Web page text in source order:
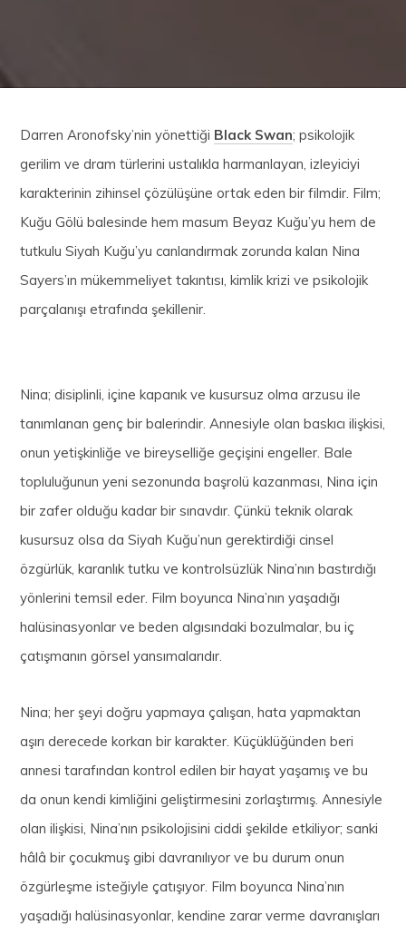
Darren Aronofsky’nin yönettiği Black Swan; psikolojik
gerilim ve dram türlerini ustalıkla harmanlayan, izleyiciyi
karakterinin zihinsel çözülüşüne ortak eden bir filmdir. Film;
Kuğu Gölü balesinde hem masum Beyaz Kuğu’yu hem de
tutkulu Siyah Kuğu’yu canlandırmak zorunda kalan Nina
Sayers’ın mükemmeliyet takıntısı, kimlik krizi ve psikolojik
parçalanışı etrafında şekillenir.
Nina; disiplinli, içine kapanık ve kusursuz olma arzusu ile
tanımlanan genç bir balerindir. Annesiyle olan baskıcı ilişkisi,
onun yetişkinliğe ve bireyselliğe geçişini engeller. Bale
topluluğunun yeni sezonunda başrolü kazanması, Nina için
bir zafer olduğu kadar bir sınavdır. Çünkü teknik olarak
kusursuz olsa da Siyah Kuğu’nun gerektirdiği cinsel
özgürlük, karanlık tutku ve kontrolsüzlük Nina’nın bastırdığı
yönlerini temsil eder. Film boyunca Nina’nın yaşadığı
halüsinasyonlar ve beden algısındaki bozulmalar, bu iç
çatışmanın görsel yansımalarıdır.
Nina; her şeyi doğru yapmaya çalışan, hata yapmaktan
aşırı derecede korkan bir karakter. Küçüklüğünden beri
annesi tarafından kontrol edilen bir hayat yaşamış ve bu
da onun kendi kimliğini geliştirmesini zorlaştırmış. Annesiyle
olan ilişkisi, Nina’nın psikolojisini ciddi şekilde etkiliyor; sanki
hâlâ bir çocukmuş gibi davranılıyor ve bu durum onun
özgürleşme isteğiyle çatışıyor. Film boyunca Nina’nın
yaşadığı halüsinasyonlar, kendine zarar verme davranışları